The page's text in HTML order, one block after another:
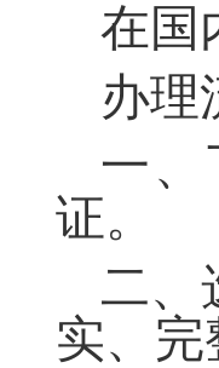
在国
办理
一、
证。
二、
实、